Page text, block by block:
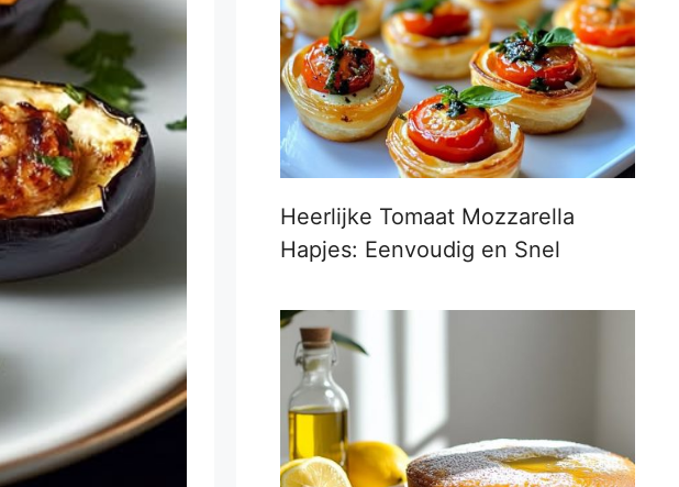
Heerlijke Tomaat Mozzarella
Hapjes: Eenvoudig en Snel